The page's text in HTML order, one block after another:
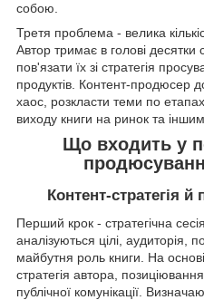
собою.
Третя проблема - велика
Автор тримає в голові десятки
пов'язати їх зі стратегія
продуктів. Контент-продюсер
хаос, розкласти теми по
виходу книги на ринок та
Що входить у
Контент-стратегія
Перший крок - стратегічна
аналізуються цілі, аудиторія,
майбутня роль книги. На
стратегія автора,
публічної комунікації.